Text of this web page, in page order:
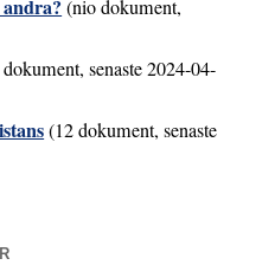
(nio dokument,
senaste 2024-04-
(12 dokument, senaste